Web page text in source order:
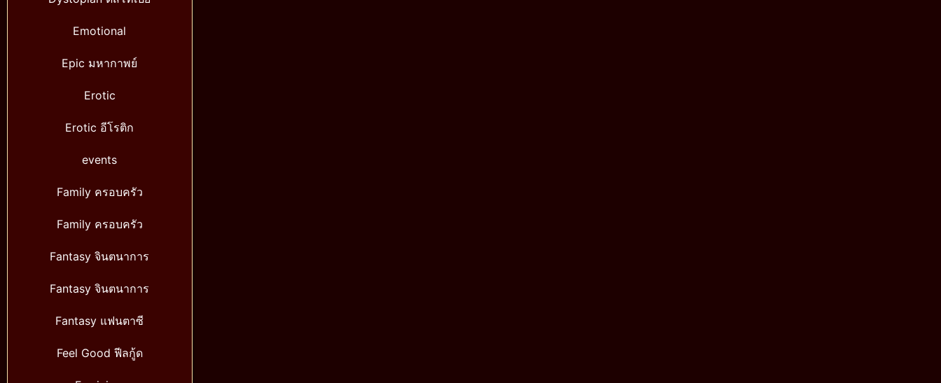
Emotional
Epic มหากาพย์
Erotic
Erotic อีโรติก
events
Family ครอบครัว
Family ครอบครัว
Fantasy จินตนาการ
Fantasy จินตนาการ
Fantasy แฟนตาซี
Feel Good ฟีลกู้ด